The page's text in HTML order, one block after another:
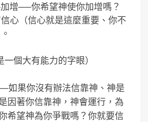
增──你希望神使你加增嗎？
心（信心就是這麼重要、你不
個大有能力的字眼）
如果你沒有辦法信靠神、神是
因著你信靠神，神會運行，為
希望神為你爭戰嗎？你就要信